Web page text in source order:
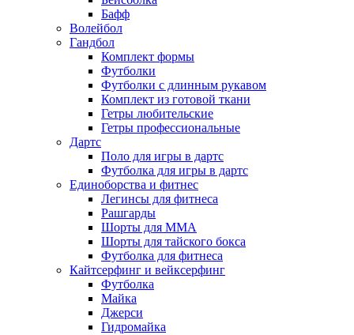
Бафф
Волейбол
Гандбол
Комплект формы
Футболки
Футболки с длинным рукавом
Комплект из готовой ткани
Гетры любительские
Гетры профессиональные
Дартс
Поло для игры в дартс
Футболка для игры в дартс
Единоборства и фитнес
Легинсы для фитнеса
Рашгарды
Шорты для MMA
Шорты для тайского бокса
Футболка для фитнеса
Кайтсерфинг и вейксерфинг
Футболка
Майка
Джерси
Гидромайка